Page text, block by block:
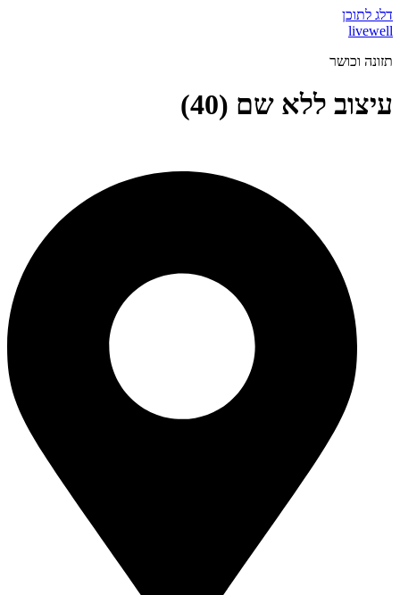
דלג לתוכן
livewell
תזונה וכושר
עיצוב ללא שם (40)